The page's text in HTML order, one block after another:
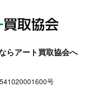
らアート買取協会へ
号